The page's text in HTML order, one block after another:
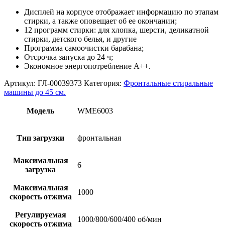
Дисплей на корпусе отображает информацию по этапам
стирки, а также оповещает об ее окончании;
12 программ стирки: для хлопка, шерсти, деликатной
стирки, детского белья, и другие
Программа самоочистки барабана;
Отсрочка запуска до 24 ч;
Экономное энергопотребление А++.
Артикул: ГЛ-00039373 Категория: Фронтальные стиральные
машины до 45 см.
Модель WME6003
Тип загрузки фронтальная
Максимальная
загрузка
6
Максимальная
скорость отжима
1000
Регулируемая
скорость отжима
1000/800/600/400 об/мин